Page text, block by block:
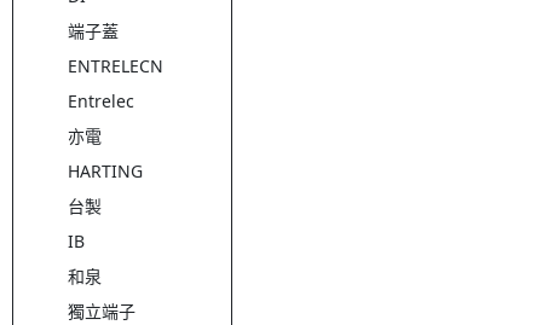
端子蓋
ENTRELECN
Entrelec
亦電
HARTING
台製
IB
和泉
獨立端子